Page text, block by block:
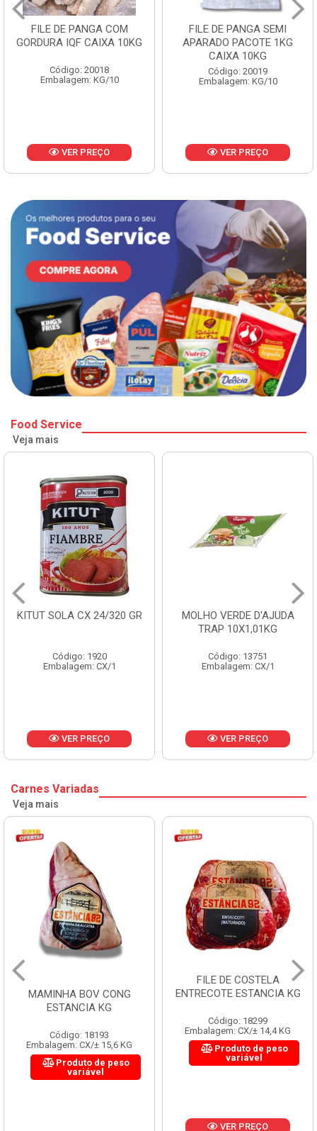
FILE DE PANGA SEMI
APARADO PACOTE 1KG
Código: 20019
Embalagem: KG/10
VER PREÇO
POLACA DESFIADA
PESCAMARES PCT5KG
CX10KG
Código: 20161
Embalagem: KG/10
VER PREÇO
Food Service
Veja mais
KITUT SOLA CX 24/320 GR
Código: 1920
Embalagem: CX/1
VER PREÇO
MOLHO VERDE D'AJUDA
TRAP 10X1,01KG
Código: 13751
Embalagem: CX/1
VER PREÇO
Carnes Variadas
Veja mais
MAMINHA BOV CONG
ESTANCIA KG
Código: 18193
Embalagem: CX/± 15,6 KG
Produto de peso
variável
FILE DE COSTELA
ENTRECOTE ESTANCIA KG
Código: 18299
Embalagem: CX/± 14,4 KG
Produto de peso
variável
VER PREÇO